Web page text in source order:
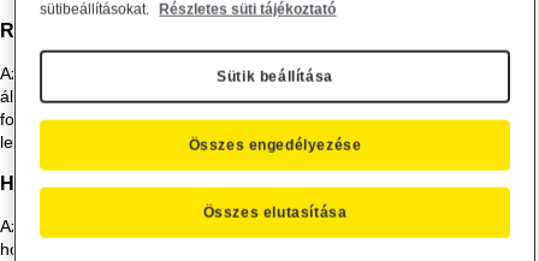
Repo ügyletek
Azon Ügyfelek részére, akik rövid, a diszkont kincstárjegyek és
államkötvények lejárataitól különböző futamidőre szeretnék lekötni
forrásaikat, a Raiffeisen Bank állampapír fedezettel kihelyezési
lehetőséget nyújt.
Hazai vállalati kötvények
Az állampapíroknál magasabb hozamra, ugyanakkor biztonságos, fix
hozamú befektetésre vágyóknak érdemes körülnézniük a hazai
sütibeállításokat.
Részletes süti tájékoztató
Sütik beállítása
Összes elutasítása
Összes engedélyezése